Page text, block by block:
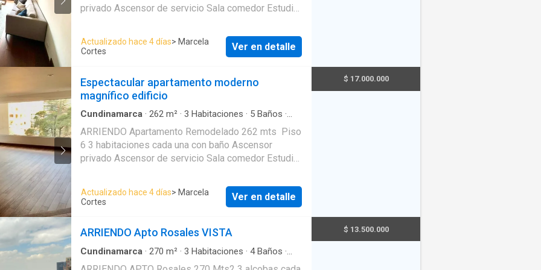
privado Ascensor de servicio Sala comedor Estudio
Parqueadero De visitantes Arriendo $ 17.000----
Actualizado hace 4 días> Marcela
Cortes
Ver en detalle
Espectacular apartamento moderno
magnífico edificio
Cundinamarca · 262 m² · 3 Habitaciones · 5 Baños ·
servicio
ARRIENDO Apartamento Remodelado 262 mts Piso
6 3 habitaciones cada una con baño Ascensor
privado Ascensor de servicio Sala comedor Estudio
Parqueadero De visitantes Arriendo $ 17.000----
Actualizado hace 4 días> Marcela
Cortes
Ver en detalle
$ 17.000.000
ARRIENDO Apto Rosales VISTA
Cundinamarca · 270 m² · 3 Habitaciones · 4Baños ·
$ 13.500.000